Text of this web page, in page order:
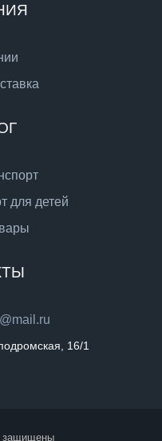
для детей
16/1
защищены